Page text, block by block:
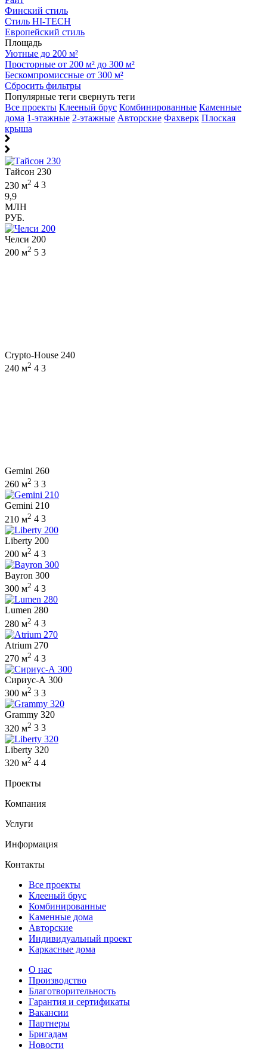
Финский стиль
Стиль HI-TECH
Европейский стиль
Площадь
Уютные до 200 м²
Просторные от 200 м² до 300 м²
Бескомпромиссные от 300 м²
Сбросить фильтры
Популярные теги свернуть теги
Все проекты Клееный брус Комбинированные Каменные
дома 1-этажные 2-этажные Авторские Фахверк Плоская
крыша
Тайсон 230
230 м2 4 3
9,9
МЛН
РУБ.
Челси 200
200 м2 5 3
Crypto-House 240
240 м2 4 3
Gemini 260
260 м2 3 3
Gemini 210
210 м2 4 3
Liberty 200
200 м2 4 3
Bayron 300
300 м2 4 3
Lumen 280
280 м2 4 3
Atrium 270
270 м2 4 3
Сириус-А 300
300 м2 3 3
Grammy 320
320 м2 3 3
Liberty 320
320 м2 4 4
Проекты
Компания
Услуги
Информация
Контакты
Все проекты
Клееный брус
Комбинированные
Каменные дома
Авторские
Индивидуальный проект
Каркасные дома
О нас
Производство
Благотворительность
Гарантия и сертификаты
Вакансии
Партнеры
Бригадам
Новости